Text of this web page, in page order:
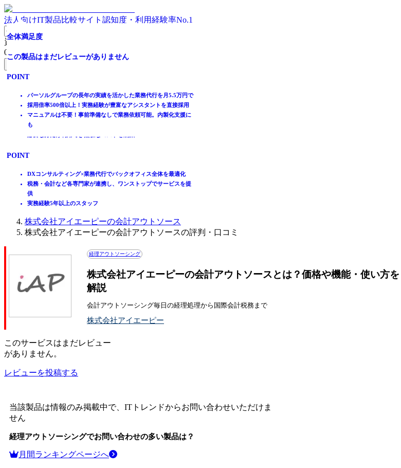
法人向けIT製品比較サイト 認知度・利用経験率No.1
資料請求リスト
0件
製品を探す
ランキングから探す
記事を読む
はじめての方へ
掲載について
動画で学ぶ
IT製品比較TOP
アウトソーシング
株式会社アイエーピーの会計アウトソース
株式会社アイエーピーの会計アウトソースの評判・口コミ
経理アウトソーシング
株式会社アイエーピーの会計アウトソースとは？価格や機能・使い方を
解説
会計アウトソーシング毎日の経理処理から国際会計税務まで
株式会社アイエーピー
このサービスはまだレビュー
がありません。
レビューを投稿する
当該製品は情報のみ掲載中で、ITトレンドからお問い合わせいただけま
せん
経理アウトソーシングでお問い合わせの多い製品は？
月間ランキングページへ
法令対応も業務効率化も一気に解決
全体満足度
☆☆☆☆☆
POINT
業務効率化を超えた、業務の⾃動化/削減を実現
テクノロジーと⼈の⼒を合わせた現状の最適解を提供
⾃社も、取引先もストレスフリー
全体満足度
☆☆☆☆☆
POINT
東京近郊中心に上場会社含めて実績多数
経理アウトソーシングの他、ポストM&A、上場支援も対応
実務5年超×会計士・社労士・IT支援
全体満足度
☆☆☆☆☆
POINT
DXコンサルティング×業務代行でバックオフィス全体を最適化
税務・会計など各専門家が連携し、ワンストップでサービスを提
供
実務経験5年以上のスタッフ
全体満足度
この製品はまだレビューがありません
POINT
複数の業務を組み合わせて依頼でき、月額3.8万円から利用可能
マニュアルや育成は不要で、必要な分だけのスピード導入
プロのアシスタントによるチームで高品質なサポートを提供
オンライン型の経理アウトソーシング
全体満足度
この製品はまだレビューがありません
POINT
2,000名以上の実務経験豊富なプロ経理スタッフによる経理代行
貴社の課題に合わせてオンライン経理チームを組成してサポート
業務設計から支えるオンライン事務代行
全体満足度
この製品はまだレビューがありません
POINT
経理・人事・総務までチームでワンストップ支援
実務を進めながらマニュアル化し属人化を防止
全体満足度
この製品はまだレビューがありません
POINT
経費精算にかかる経理部門の業務工数を削減
経理作業の代行による業務の標準化を実現
導入ハードルの低さが魅力
全体満足度
この製品はまだレビューがありません
POINT
パーソルグループの長年の実績を活かした業務代行を月5.5万円で
採用倍率500倍以上！実務経験が豊富なアシスタントを直接採用
マニュアルは不要！事前準備なしで業務依頼可能。内製化支援に
も